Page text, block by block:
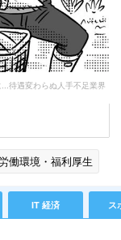
待遇変わらぬ人手不足業界
働環境・福利厚生
IT 経済 ス